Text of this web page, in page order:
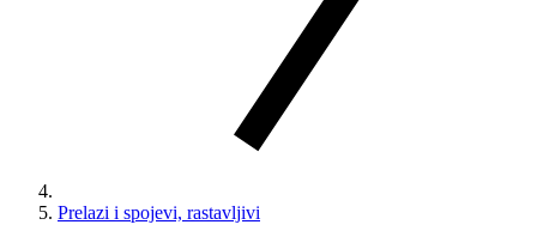
Prelazi i spojevi, rastavljivi